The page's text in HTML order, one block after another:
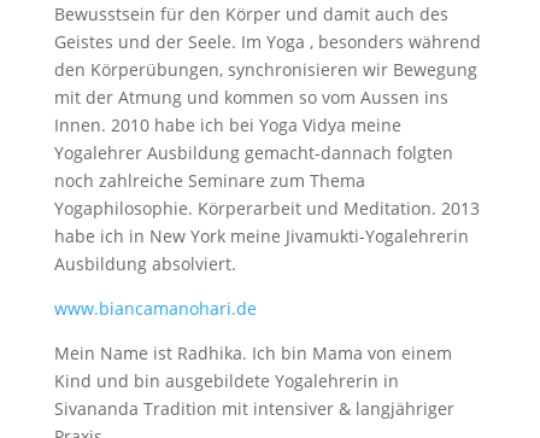
Bewusstsein für den Körper und damit auch des
Geistes und der Seele. Im Yoga , besonders während
den Körperübungen, synchronisieren wir Bewegung
mit der Atmung und kommen so vom Aussen ins
Innen. 2010 habe ich bei Yoga Vidya meine
Yogalehrer Ausbildung gemacht-dannach folgten
noch zahlreiche Seminare zum Thema
Yogaphilosophie. Körperarbeit und Meditation. 2013
habe ich in New York meine Jivamukti-Yogalehrerin
Ausbildung absolviert.
www.biancamanohari.de
Mein Name ist Radhika. Ich bin Mama von einem
Kind und bin ausgebildete Yogalehrerin in
Sivananda Tradition mit intensiver & langjähriger